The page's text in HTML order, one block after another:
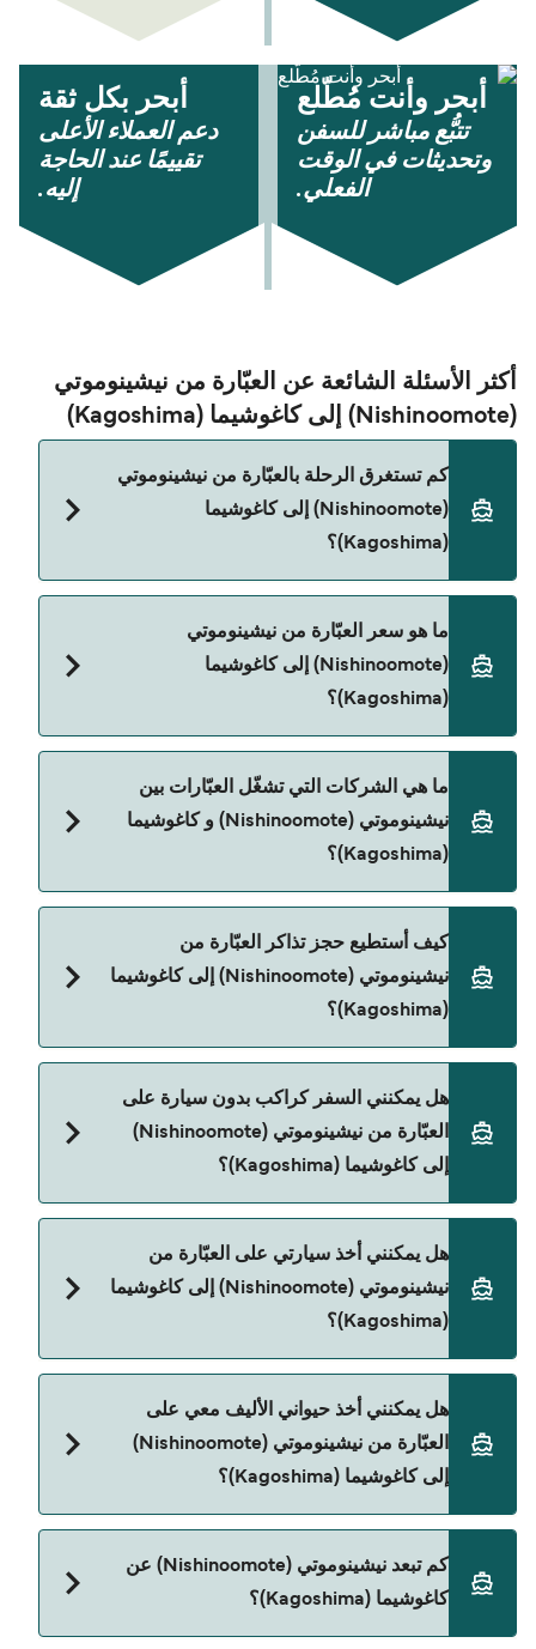
أبحر وأنت مُطّلع
تتبُّع مباشر للسفن
وتحديثات في الوقت
الفعلي.
أبحر بكل ثقة
دعم العملاء الأعلى
تقييمًا عند الحاجة
إليه.
أكثر الأسئلة الشائعة عن العبّارة من نيشينوموتي
(Nishinoomote) إلى كاغوشيما (Kagoshima)
كم تستغرق الرحلة بالعبّارة من نيشينوموتي
(Nishinoomote) إلى كاغوشيما
(Kagoshima)؟
مدة الإبحار ممكن تختلف حسب الموسم والشركة، لذلك
Ferries Deal Finder.
ما هو سعر العبّارة من نيشينوموتي
(Nishinoomote) إلى كاغوشيما
(Kagoshima)؟
كاغوشيما (Kagoshima) يختلف حسب الموسم. متوسط
سعر الرحلة هو 481٫16 ر.ق.‏SAR. السعر لا يشمل رسوم
الحجز.
ما هي الشركات التي تشغّل العبّارات بين
نيشينوموتي (Nishinoomote) و كاغوشيما
(Kagoshima)؟
نيشينوموتي (Nishinoomote) إلى كاغوشيما
(Kagoshima).
كيف أستطيع حجز تذاكر العبّارة من
نيشينوموتي (Nishinoomote) إلى كاغوشيما
(Kagoshima)؟
صفحة العروض لمعرفة أحدث التخفيضات.
هل يمكنني السفر كراكب بدون سيارة على
العبّارة من نيشينوموتي (Nishinoomote)
إلى كاغوشيما (Kagoshima)؟
نعم، يمكنك السفر كراكب بدون سيارة من نيشينوموتي
Tane Yaku Jetfoil
هل يمكنني أخذ سيارتي على العبّارة من
نيشينوموتي (Nishinoomote) إلى كاغوشيما
(Kagoshima)؟
حالياً لا يُسمح للسيارات بالركوب على العبّارة من
نيشينوموتي (Nishinoomote) إلى كاغوشيما
(Kagoshima).
هل يمكنني أخذ حيواني الأليف معي على
العبّارة من نيشينوموتي (Nishinoomote)
إلى كاغوشيما (Kagoshima)؟
نيشينوموتي (Nishinoomote) و كاغوشيما (Kagoshima).
كم تبعد نيشينوموتي (Nishinoomote) عن
كاغوشيما (Kagoshima)؟